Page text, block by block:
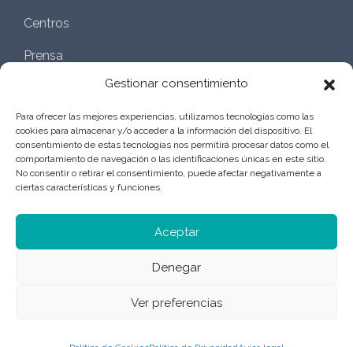
Gestionar consentimiento
Para ofrecer las mejores experiencias, utilizamos tecnologías como las
cookies para almacenar y/o acceder a la información del dispositivo. El
consentimiento de estas tecnologías nos permitirá procesar datos como el
comportamiento de navegación o las identificaciones únicas en este sitio.
No consentir o retirar el consentimiento, puede afectar negativamente a
ciertas características y funciones.
Aceptar
Denegar
Ver preferencias
Centros
Prensa
Política de privacidad
Gestión externa